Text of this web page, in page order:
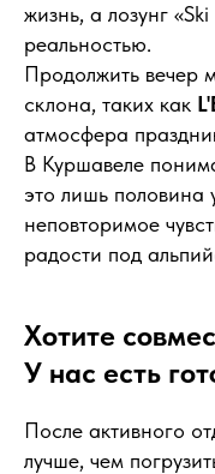
жизнь, а лозунг
реальностью.
Продолжить вечер
склона, таких как
атмосфера
В Куршавеле
это лишь половина
неповторимое
радости под
Хотите
У нас есть
После активного
лучше, чем